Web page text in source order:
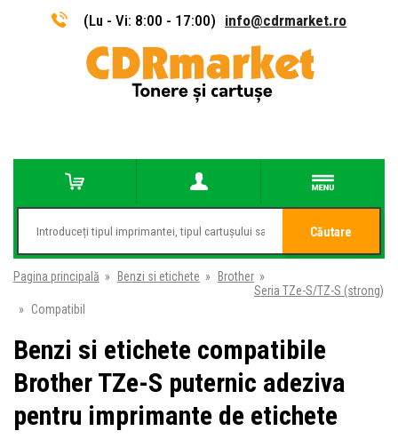
(Lu - Vi: 8:00 - 17:00) info@cdrmarket.ro
Căutare
Pagina principală » Benzi si etichete » Brother »
Seria TZe-S/TZ-S (strong)
» Compatibil
Benzi si etichete compatibile
Brother TZe-S puternic adeziva
pentru imprimante de etichete